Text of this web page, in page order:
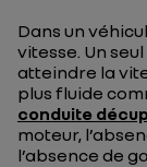
Dans un
vitesse. Un
atteindre la
plus fluide
conduite
moteur,
l’absence de